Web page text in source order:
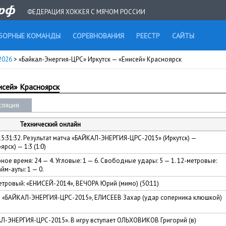
ФЕДЕРАЦИЯ ХОККЕЯ С МЯЧОМ РОССИИ
КОМАНДЫ СОРЕВНОВАНИЯ РЕЕСТР САЙТЫ
> «Байкал-Энергия-ЦРС» Иркутск — «Енисей» Красноярск
Красноярск
Технический онлайн
Результат матча «БАЙКАЛ-ЭНЕРГИЯ-ЦРС-2015» (Иркутск) —
— 1:3 (1:0)
время: 24 — 4. Угловые: 1 — 6. Свободные удары: 5 — 1. 12-метровые:
ауты: 1 — 0.
«ЕНИСЕЙ-2014», ВЕЧОРА Юрий (мимо) (50:11)
«БАЙКАЛ-ЭНЕРГИЯ-ЦРС-2015», ЕЛИСЕЕВ Захар (удар соперника клюшкой)
ЭНЕРГИЯ-ЦРС-2015». В игру вступает ОЛЬХОВИКОВ Григорий (в)